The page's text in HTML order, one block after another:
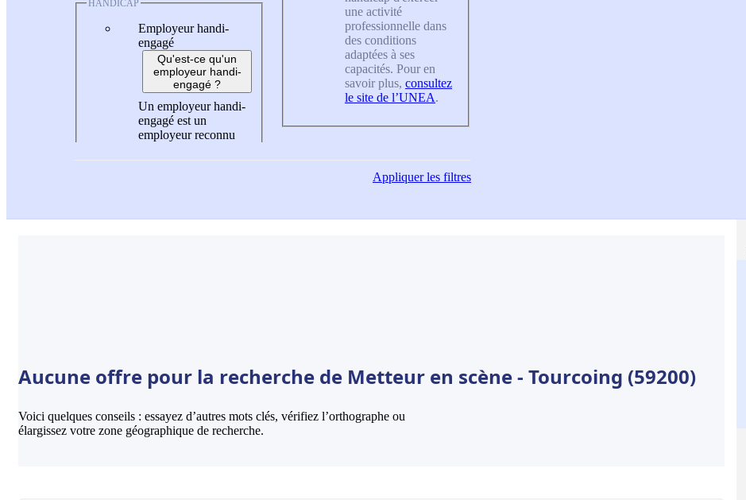
HANDICAP
Employeur handi-
engagé
Qu'est-ce qu'un
employeur handi-
engagé ?
Un employeur handi-
engagé est un
employeur reconnu
une activité
professionnelle dans
des conditions
adaptées à ses
capacités. Pour en
savoir plus, consultez
le site de l’UNEA.
Appliquerles filtres
Aucune offre pour la recherche de Metteur en scène - Tourcoing (59200)
Voici quelques conseils : essayez d’autres mots clés, vérifiez l’orthographe ou
élargissez votre zone géographique de recherche.